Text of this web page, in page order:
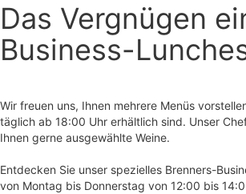
Das Vergnügen
Business-
Wir freuen uns, Ihnen mehrere Menüs
täglich ab 18:00 Uhr erhältlich sind. Unser
Entdecken Sie unser spezielles Brenners-
von Montag bis Donnerstag von 12:00 bis